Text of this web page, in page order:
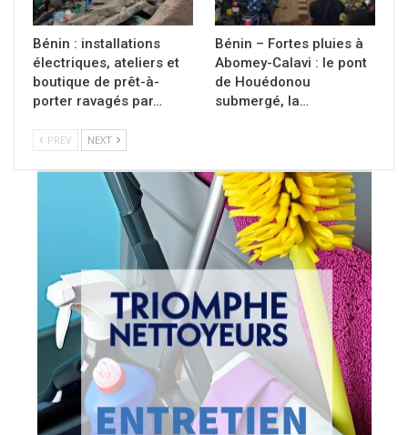
Bénin : installations
électriques, ateliers et
boutique de prêt-à-
porter ravagés par…
Bénin – Fortes pluies à
Abomey-Calavi : le pont
de Houédonou
submergé, la…
PREV NEXT